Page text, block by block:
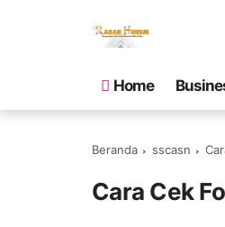
Home
Beranda sscasn
Cara Cek